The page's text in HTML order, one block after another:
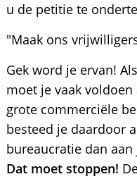
u de petitie te
"Maak ons
Gek word je ervan!
moet je vaak
grote commerciële
besteed je daardoor
bureaucratie dan
Dat moet stoppen!